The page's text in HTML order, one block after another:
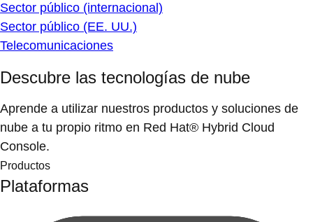
Sector público (internacional)
Sector público (EE. UU.)
Telecomunicaciones
Descubre las tecnologías de nube
Aprende a utilizar nuestros productos y soluciones de
nube a tu propio ritmo en Red Hat® Hybrid Cloud
Console.
Productos
Plataformas